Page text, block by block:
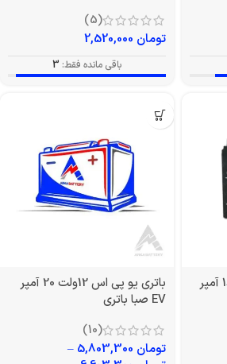
(5)
تومان
باقی مانده فقط: 3
باتری یو پی اس 12 ولت 18 آمپر
باتری یو پی اس 12ولت 20 آمپر
EV صبا باتری
(10)
تومان
–